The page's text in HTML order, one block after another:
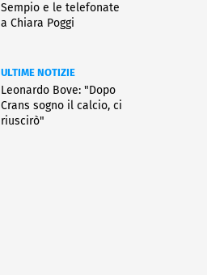
Sempio e le telefonate
a Chiara Poggi
ULTIME NOTIZIE
Leonardo Bove: "Dopo
Crans sogno il calcio, ci
riuscirò"